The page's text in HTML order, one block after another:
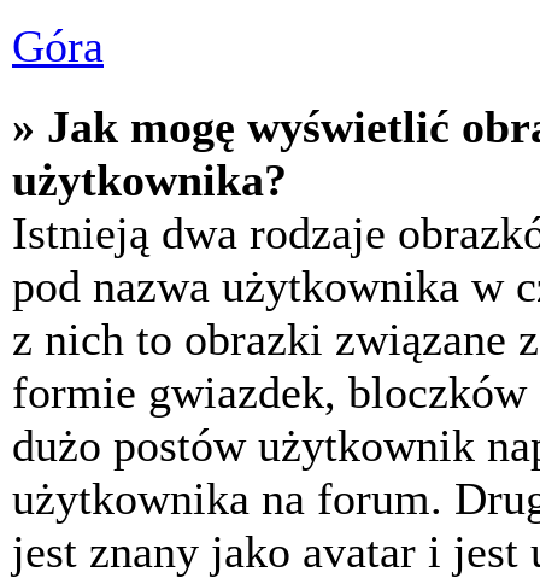
Góra
» Jak mogę wyświetlić
użytkownika?
Istnieją dwa rodzaje
pod nazwa użytkownika w
z nich to obrazki związane
formie gwiazdek,
dużo postów użytkownik
użytkownika na forum.
jest znany jako avatar i jest